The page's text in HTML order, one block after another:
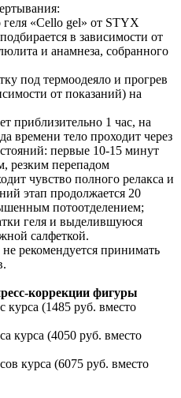
«Cello gel» от STYX
в зависимости от
и анамнеза, собранного
под термоодеяло и прогрев
от показаний) на
приблизительно 1 час, на
времени тело проходит через
первые 10-15 минут
резким перепадом
чувство полного релакса и
этап продолжается 20
потоотделением;
геля и выделившуюся
салфеткой.
рекомендуется принимать
коррекции фигуры
(1485 руб. вместо
курса (4050 руб. вместо
курса (6075 руб. вместо